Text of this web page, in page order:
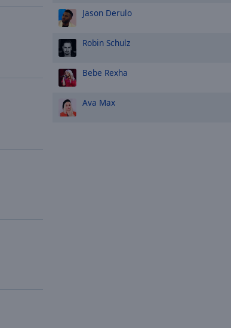
Jason Derulo
Robin Schulz
Bebe Rexha
Ava Max